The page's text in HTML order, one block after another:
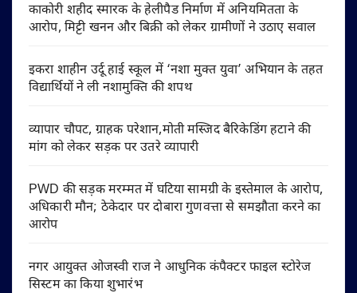
काकोरी शहीद स्मारक के हेलीपैड निर्माण में अनियमितता के
आरोप, मिट्टी खनन और बिक्री को लेकर ग्रामीणों ने उठाए सवाल
इकरा शाहीन उर्दू हाई स्कूल में ‘नशा मुक्त युवा’ अभियान के तहत
विद्यार्थियों ने ली नशामुक्ति की शपथ
व्यापार चौपट, ग्राहक परेशान,मोती मस्जिद बैरिकेडिंग हटाने की
मांग को लेकर सड़क पर उतरे व्यापारी
PWD की सड़क मरम्मत में घटिया सामग्री के इस्तेमाल के आरोप,
अधिकारी मौन; ठेकेदार पर दोबारा गुणवत्ता से समझौता करने का
आरोप
नगर आयुक्त ओजस्वी राज ने आधुनिक कंपैक्टर फाइल स्टोरेज
सिस्टम का किया शुभारंभ